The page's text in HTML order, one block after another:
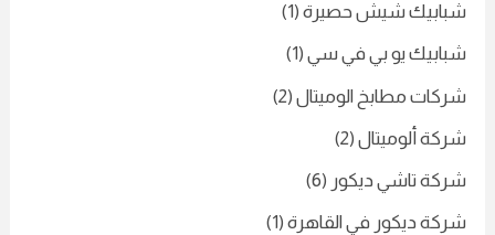
شيش حصيرة(1)
يو بي في سي(1)
مطابخ الوميتال(2)
ألوميتال(2)
تاشي ديكور (6)
ديكور في القاهرة(1)